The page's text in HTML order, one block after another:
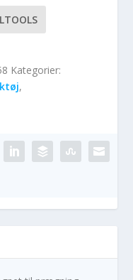
Kategorier:
,